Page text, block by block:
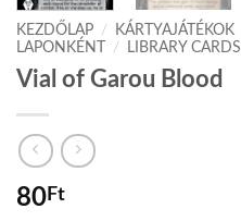
KEZDŐLAP / KÁRTYAJÁTÉKOK
LAPONKÉNT
/ LIBRARY CARDS
Vial of Garou Blood
80Ft